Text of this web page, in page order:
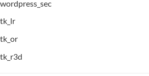
wordpress_sec
tk_lr
tk_or
tk_r3d